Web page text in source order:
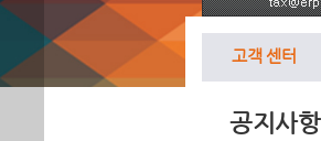
고객 센터
공지사항